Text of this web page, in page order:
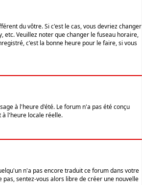
du vôtre. Si c'est le cas, vous devriez changer
etc. Veuillez noter que changer le fuseau horaire,
c'est la bonne heure pour le faire, si vous
à l'heure d'été. Le forum n'a pas été conçu
l'heure locale réelle.
n'a pas encore traduit ce forum dans votre
sentez-vous alors libre de créer une nouvelle